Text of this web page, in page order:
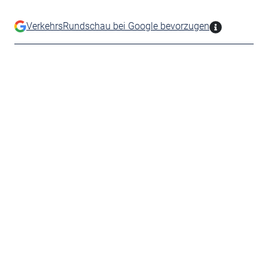
VerkehrsRundschau bei Google bevorzugen